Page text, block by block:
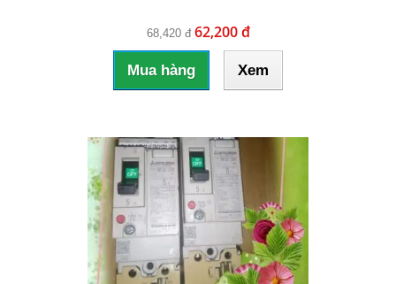
68,420 đ 62,200 đ
Mua hàng Xem